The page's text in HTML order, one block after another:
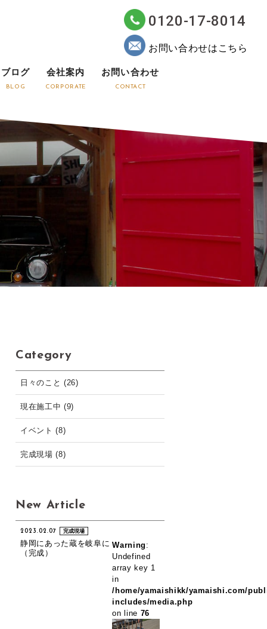
ブログ
BLOG
会社案内
CORPORATE
お問い合わせ
CONTACT
0120-17-8014
お問い合わせはこちら
Category
日々のこと (26)
現在施工中 (9)
イベント (8)
完成現場 (8)
New Article
Warning :
Undefined
array key 1
in
/home/yamaishikk/yamaishi.com/
includes/media.php
on line 76
2023.02.07 完成現場
静岡にあった蔵を岐阜に
（完成）